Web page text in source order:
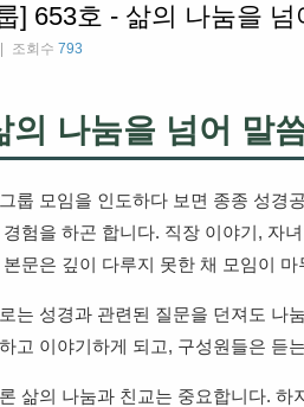
] 653호 - 삶의 나눔을
조회수 793
의 나눔을 넘어 말
룹 모임을 인도하다 보면 종종 성경
경험을 하곤 합니다. 직장 이야기, 자
본문은 깊이 다루지 못한 채 모임이 마
는 성경과 관련된 질문을 던져도 나
고 이야기하게 되고, 구성원들은 듣
삶의 나눔과 친교는 중요합니다.